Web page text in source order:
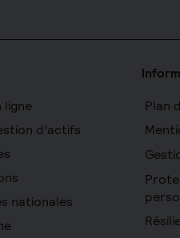
ligne
d’actifs
nationales
Plan